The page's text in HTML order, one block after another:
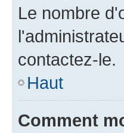
Le nombre
contactez-le.
Haut
Comment